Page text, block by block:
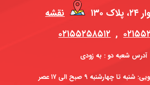
۱۳۰
نقشه
,۰۲۱۵۵۲۵۸۵۱۲
آدرس شعبه دو : به زودی
تا چهارشنبه ۹ صبح الی ۱۷ عصر